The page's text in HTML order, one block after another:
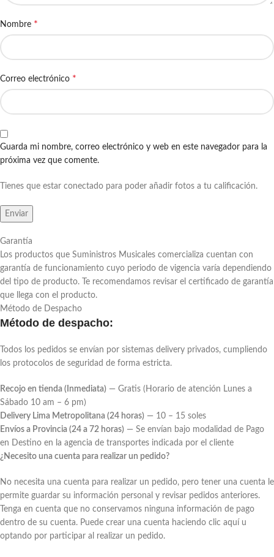
Nombre *
Correo electrónico *
Guarda mi nombre, correo electrónico y web en este navegador para la
próxima vez que comente.
Tienes que estar conectado para poder añadir fotos a tu calificación.
Garantía
Los productos que Suministros Musicales comercializa cuentan con
garantía de funcionamiento cuyo periodo de vigencia varía dependiendo
del tipo de producto. Te recomendamos revisar el certificado de garantía
que llega con el producto.
Método de Despacho
Método de despacho:
Todos los pedidos se envían por sistemas delivery privados, cumpliendo
los protocolos de seguridad de forma estricta.
Recojo en tienda (Inmediata) — Gratis (Horario de atención Lunes a
Sábado 10 am – 6 pm)
Delivery Lima Metropolitana (24 horas) — 10 – 15 soles
Envíos a Provincia (24 a 72 horas) — Se envían bajo modalidad de Pago
en Destino en la agencia de transportes indicada por el cliente
¿Necesito una cuenta para realizar un pedido?
No necesita una cuenta para realizar un pedido, pero tener una cuenta le
permite guardar su información personal y revisar pedidos anteriores.
Tenga en cuenta que no conservamos ninguna información de pago
dentro de su cuenta. Puede crear una cuenta haciendo clic aquí u
optando por participar al realizar un pedido.